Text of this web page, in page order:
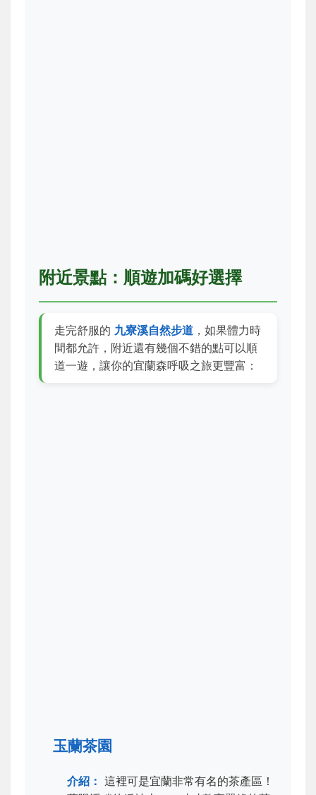
附近景點：順遊加碼好選擇
走完舒服的 九寮溪自然步道 ，如果體力時
間都允許，附近還有幾個不錯的點可以順
道一遊，讓你的宜蘭森呼吸之旅更豐富：
玉蘭茶園
介紹： 這裡可是宜蘭非常有名的茶產區！